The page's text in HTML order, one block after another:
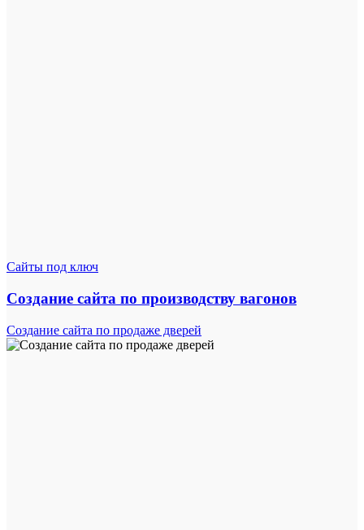
Сайты под ключ
Создание сайта по производству вагонов
Создание сайта по продаже дверей